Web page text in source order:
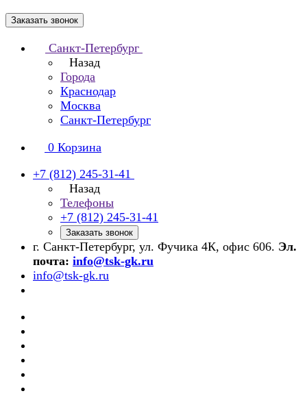
Заказать звонок
Санкт-Петербург
Назад
Города
Краснодар
Москва
Санкт-Петербург
0 Корзина
+7 (812) 245-31-41
Назад
Телефоны
+7 (812) 245-31-41
Заказать звонок
г. Санкт-Петербург, ул. Фучика 4К, офис 606. Эл.
почта: info@tsk-gk.ru
info@tsk-gk.ru